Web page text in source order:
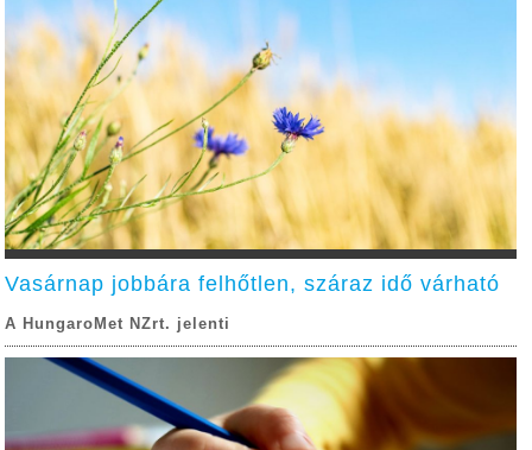
Vasárnap jobbára felhőtlen, száraz idő várható
A HungaroMet NZrt. jelenti